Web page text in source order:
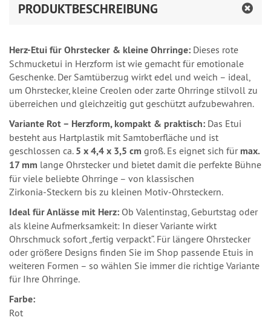
PRODUKTBESCHREIBUNG
Herz-Etui für Ohrstecker & kleine Ohrringe: Dieses rote
Schmucketui in Herzform ist wie gemacht für emotionale
Geschenke. Der Samtüberzug wirkt edel und weich – ideal,
um Ohrstecker, kleine Creolen oder zarte Ohrringe stilvoll zu
überreichen und gleichzeitig gut geschützt aufzubewahren.
Variante Rot – Herzform, kompakt & praktisch: Das Etui
besteht aus Hartplastik mit Samtoberfläche und ist
geschlossen ca. 5 x 4,4 x 3,5 cm groß. Es eignet sich für max.
17 mm lange Ohrstecker und bietet damit die perfekte Bühne
für viele beliebte Ohrringe – von klassischen
Zirkonia‑Steckern bis zu kleinen Motiv‑Ohrsteckern.
Ideal für Anlässe mit Herz: Ob Valentinstag, Geburtstag oder
als kleine Aufmerksamkeit: In dieser Variante wirkt
Ohrschmuck sofort „fertig verpackt“. Für längere Ohrstecker
oder größere Designs finden Sie im Shop passende Etuis in
weiteren Formen – so wählen Sie immer die richtige Variante
für Ihre Ohrringe.
Farbe:
Rot